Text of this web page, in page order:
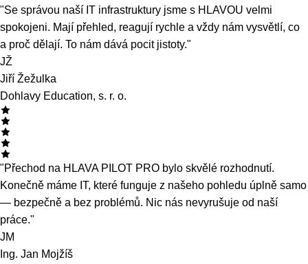
charakteristikou naší spolupráce. Hlava je spolehlivým
partnerem, na kterého se můžeme plně spolehnout při správě
naší IT infrastruktury. Oceňujeme zejména proaktivní přístup a
schopnost rychle reagovat na jakékoliv problémy."
PM
Petra Migová
Cante Trade, a.s.
"Se správou naší IT infrastruktury jsme s HLAVOU velmi
spokojeni. Mají přehled, reagují rychle a vždy nám vysvětlí, co
a proč dělají. To nám dává pocit jistoty."
JŽ
Jiří Žežulka